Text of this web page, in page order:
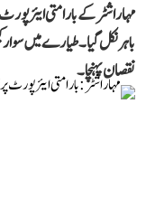
مہاراشٹر کے بارامتی
باہر نکل گیا۔ طیارے میں
نقصان پہنچا۔